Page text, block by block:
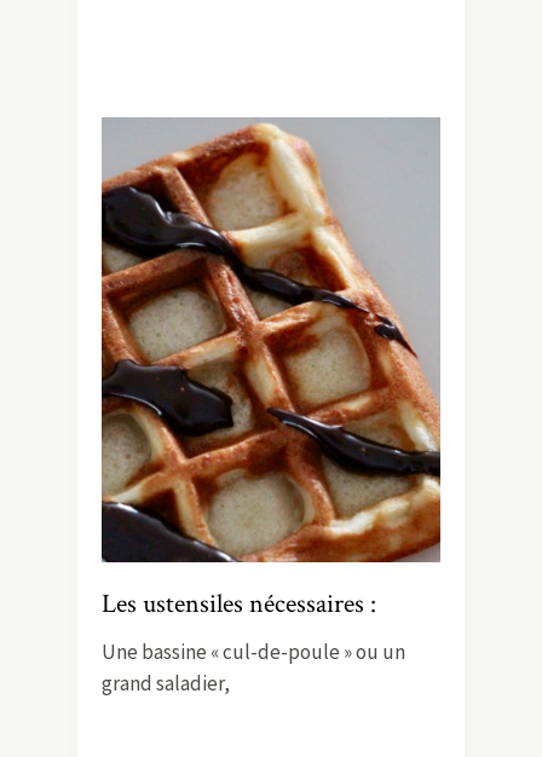
Les ustensiles nécessaires :
Une bassine « cul-de-poule » ou un
grand saladier,